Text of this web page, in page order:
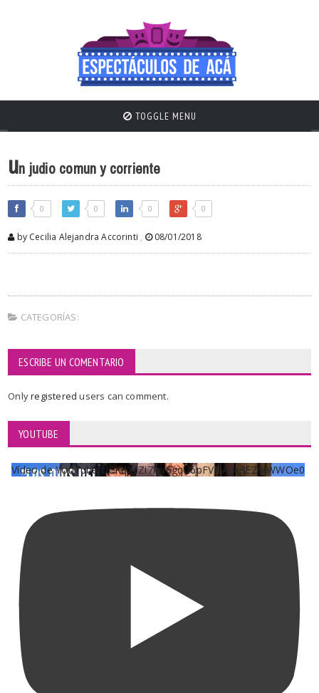
TOGGLE MENU
un judio comun y corriente
0 0 0 0
by Cecilia Alejandra Accorinti , 08/01/2018
CATEGORÍAS:
ESCRIBE UN COMENTARIO
Onlyregisteredusers can comment.
YOUTUBE
Vídeo de YouTube UCKqYjiZi7lzy6gqU6pFVFiA_A3EZ9JWWOe0